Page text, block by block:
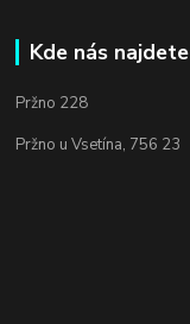
Kde nás najdete
Pržno 228
Pržno u Vsetína, 756 23